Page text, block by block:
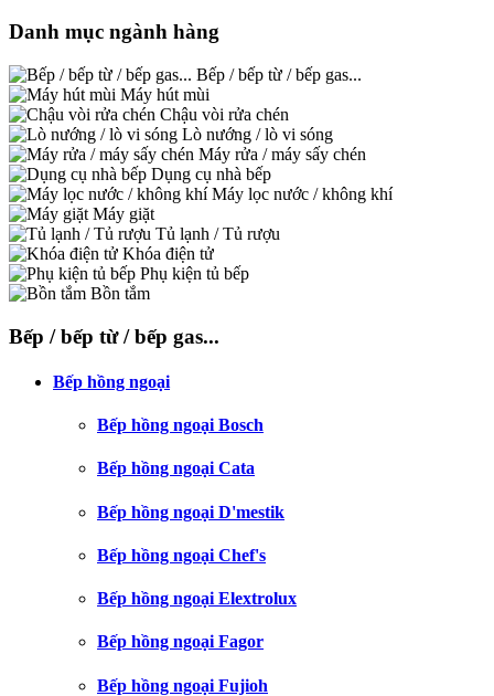
Danh mục ngành hàng
Bếp / bếp từ / bếp gas...
Máy hút mùi
Chậu vòi rửa chén
Lò nướng / lò vi sóng
Máy rửa / máy sấy chén
Dụng cụ nhà bếp
Máy lọc nước / không khí
Máy giặt
Tủ lạnh / Tủ rượu
Khóa điện tử
Phụ kiện tủ bếp
Bồn tắm
Bếp / bếp từ / bếp gas...
Bếp hồng ngoại
Bếp hồng ngoại Bosch
Bếp hồng ngoại Cata
Bếp hồng ngoại D'mestik
Bếp hồng ngoại Chef's
Bếp hồng ngoại Elextrolux
Bếp hồng ngoại Fagor
Bếp hồng ngoại Fujioh